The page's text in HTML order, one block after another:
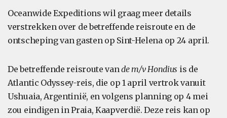
Oceanwide Expeditions wil graag meer details
verstrekken over de betreffende reisroute en de
ontscheping van gasten op Sint-Helena op 24 april.
De betreffende reisroute vande m/v Hondius is de
Atlantic Odyssey-reis, die op 1 april vertrok vanuit
Ushuaia, Argentinië, en volgens planning op 4 mei
zou eindigen in Praia, Kaapverdië. Deze reis kan op